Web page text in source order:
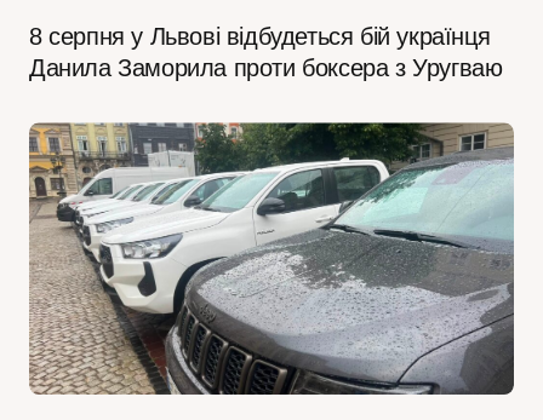
8 серпня у Львові відбудеться бій українця
Данила Заморила проти боксера з Уругваю